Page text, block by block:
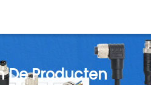
De Producten